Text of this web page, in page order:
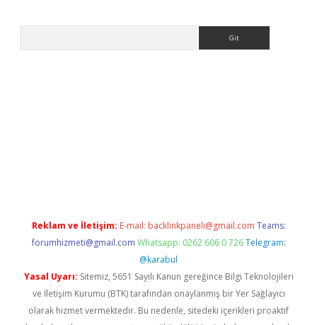
Reklam ve İletişim: E-mail: backlinkpaneli@gmail.com Teams:
forumhizmeti@gmail.com Whatsapp: 0262 606 0 726 Telegram:
@karabul
Yasal Uyarı: Sitemiz, 5651 Sayılı Kanun gereğince Bilgi Teknolojileri
ve İletişim Kurumu (BTK) tarafından onaylanmış bir Yer Sağlayıcı
olarak hizmet vermektedir. Bu nedenle, sitedeki içerikleri proaktif